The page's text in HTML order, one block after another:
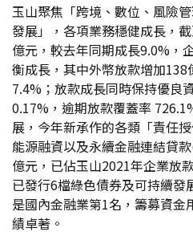
玉山聚焦「跨境、數位、風險
發展」，各項業務穩健成長，
億元，較去年同期成長9.0%，
衡成長，其中外幣放款增加
7.4%；放款成長同時保持優良
0.17%，逾期放款覆蓋率
展，今年新承作的各類「責任
能源融資以及永續金融連結貸
億元，已佔玉山2021年企業放
已發行6檔綠色債券及可持續
是國內金融業第1名，籌募資
績卓著。